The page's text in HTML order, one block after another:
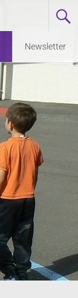
Newsletter